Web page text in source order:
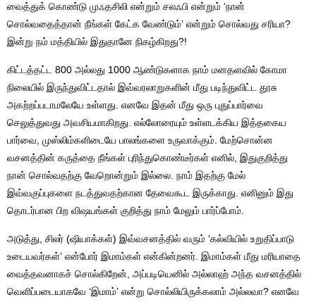
வைத்துக் கொண்டு முஃதசிலி என்றும் சலஃபி என்றும் ‘நான்
சொல்வதைத்தான் நீங்கள் கேட்க வேண்டும்’ என்றும் சொல்வது சரியா?
இன்று நம் மத்தியில் இதுதானே நிகழ்கிறது?!
கிட்டத்தட்ட 800 அல்லது 1000 ஆண்டுகளாக நாம் மனதளவில் கோமா
நிலையில் இருந்துவிட்டதால் இவ்வரலாறுகளின் மீது படிந்துவிட்ட தூசு
அகற்றப்படாமலேயே உள்ளது. எனவே இதன் மீது ஒரு புதுப்பார்வை
செலுத்துவது அவசியமாகிறது. எல்லோரையும் உள்ளடக்கிய இத்தகைய
பார்வை, முஸ்லிம்களிடையே பாலங்களை உருவாக்கும். மேற்சொன்ன
வசனத்தின் கருத்தை நீங்கள் புரிந்துகொண்டீர்கள் எனில், இதுகுறித்து
நான் சொல்வதற்கு வேறொன்றும் இல்லை. நாம் இதற்கு மேல்
இவ்வகுப்புகளை நடத்துவதற்கான தேவைகூட இருக்காது. எனினும் இது
தொடர்பான பிற விஷயங்கள் குறித்து நாம் மேலும் பார்ப்போம்.
அடுத்து, சிலர் (ஷியாக்கள்) இவ்வசனத்தில் வரும் ‘கல்வியில் உறுதிப்பாடு
உடையவர்கள்’ என்போர் இமாம்கள் என்கின்றனர். இமாம்கள் மீது மரியாதை
வைத்தவனாகச் சொல்கிறேன், அப்படியெனில் அல்லாஹ் அந்த வசனத்தில்
வெளிப்படையாகவே ‘இமாம்’ என்று சொல்லியிருக்கலாம் அல்லவா? எனவே